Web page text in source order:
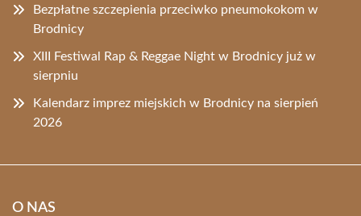
Bezpłatne szczepienia przeciwko pneumokokom w
Brodnicy
XIII Festiwal Rap & Reggae Night w Brodnicy już w
sierpniu
Kalendarz imprez miejskich w Brodnicy na sierpień
2026
O NAS